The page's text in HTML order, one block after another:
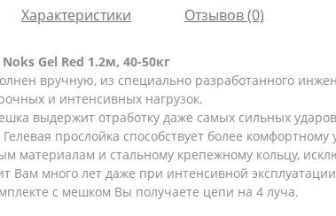
Характеристики Отзывов (0)
Gel Red 1.2м, 40-50кг
вручную, из специально разработанного
и интенсивных нагрузок.
выдержит отработку даже самых сильных
прослойка способствует более комфортному
материалам и стальному крепежному кольцу,
Вам много лет даже при интенсивной
с мешком Вы получаете цепи на 4 луча.